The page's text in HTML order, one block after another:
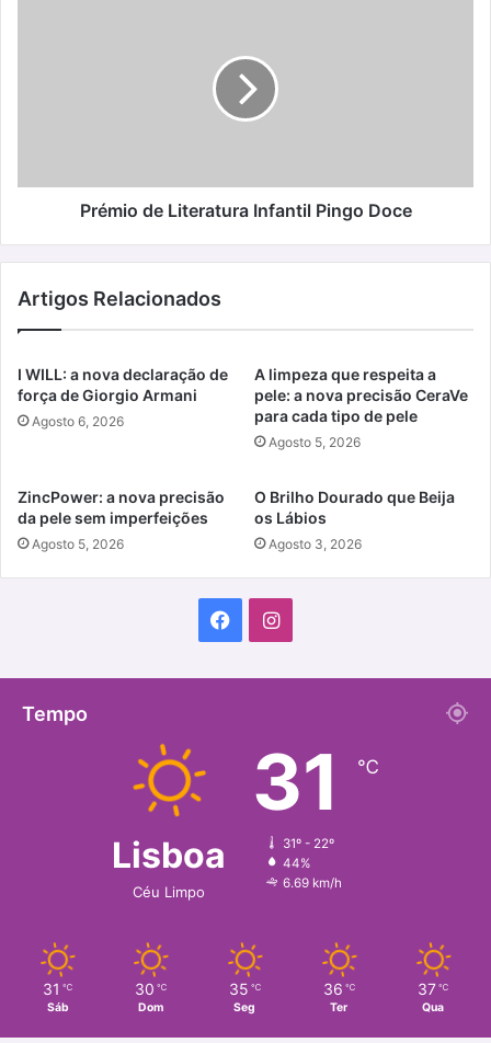
Prémio de Literatura Infantil Pingo Doce
Artigos Relacionados
I WILL: a nova declaração de
força de Giorgio Armani
Agosto 6, 2026
A limpeza que respeita a
pele: a nova precisão CeraVe
para cada tipo de pele
Agosto 5, 2026
ZincPower: a nova precisão
da pele sem imperfeições
Agosto 5, 2026
O Brilho Dourado que Beija
os Lábios
Agosto 3, 2026
FacebookInstagram
Tempo
Lisboa
Céu Limpo
31 ℃
31º - 22º
44%
6.69 km/h
31 ℃
Sáb
30 ℃
Dom
35 ℃
Seg
36 ℃
Ter
37 ℃
Qua